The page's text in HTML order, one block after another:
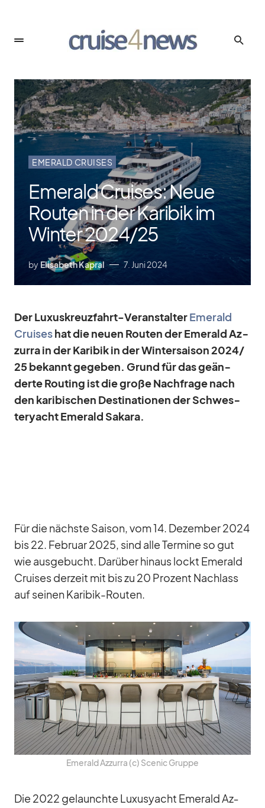
EMERALD CRUISES
Emerald Cruises: Neue
Routen in der Karibik im
Winter 2024/​25
by Elisabeth Kapral 7. Juni 2024
Der Lu­xus­kreuz­fahrt-Ver­an­stal­terEmer­ald
Crui­seshat die neuen Rou­ten der Emer­ald Az­
zurra in der Ka­ri­bik in der Win­ter­sai­son 2024/​
25 be­kannt ge­ge­ben. Grund für das ge­än­
derte Rou­ting ist die große Nach­frage nach
den ka­ri­bi­schen De­sti­na­tio­nen der Schwes­
ter­yacht Emer­ald Sa­kara.
Für die nächste Sai­son, vom 14. De­zem­ber 2024
bis 22. Fe­bruar 2025, sind alle Ter­mine so gut
wie aus­ge­bucht. Dar­über hin­aus lockt Emer­ald
Crui­ses der­zeit mit bis zu 20 Pro­zent Nach­lass
auf sei­nen Ka­ri­bik-Rou­ten.
Emer­ald Az­zurra (c) Scenic Gruppe
Die 2022 ge­launchte Lu­xus­yacht Emer­ald Az­